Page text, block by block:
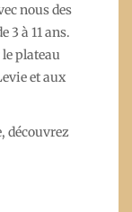
nous des
3 à 11 ans.
plateau
et aux
découvrez